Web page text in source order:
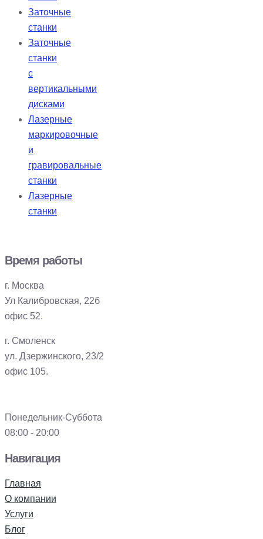
Заточные
станки
Заточные
станки
с
вертикальными
дисками
Лазерные
маркировочные
и
гравировальные
станки
Лазерные
станки
Время работы
г. Москва
Ул Калибровская, 22б
офис 52.
г. Смоленск
ул. Дзержинского, 23/2
офис 105.
Понедельник-Суббота
08:00 - 20:00
Навигация
Главная
О компании
Услуги
Блог